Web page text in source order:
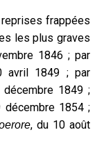
frappées
les plus graves
1846 ; par
avril 1849 ; par
1849 ;
décembre 1854 ;
, du 10 août